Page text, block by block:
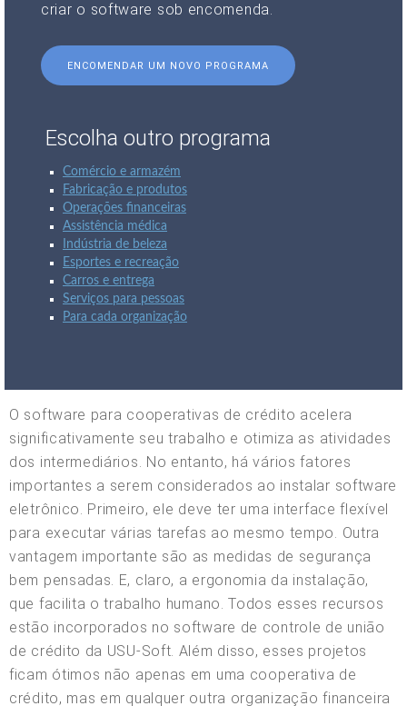
criar o software sob encomenda.
ENCOMENDAR UM NOVO PROGRAMA
Escolha outro programa
Comércio e armazém
Fabricação e produtos
Operações financeiras
Assistência médica
Indústria de beleza
Esportes e recreação
Carros e entrega
Serviços para pessoas
Para cada organização
O software para cooperativas de crédito acelera
significativamente seu trabalho e otimiza as atividades
dos intermediários. No entanto, há vários fatores
importantes a serem considerados ao instalar software
eletrônico. Primeiro, ele deve ter uma interface flexível
para executar várias tarefas ao mesmo tempo. Outra
vantagem importante são as medidas de segurança
bem pensadas. E, claro, a ergonomia da instalação,
que facilita o trabalho humano. Todos esses recursos
estão incorporados no software de controle de união
de crédito da USU-Soft. Além disso, esses projetos
ficam ótimos não apenas em uma cooperativa de
crédito, mas em qualquer outra organização financeira